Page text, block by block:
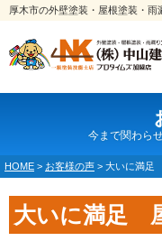
厚木市の外壁塗装・屋根塗装・雨
今まで関わら
HOME > お客様の声 > 大いに満足
大いに満足